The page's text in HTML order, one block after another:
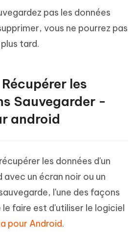
pas les données
vous ne pourrez pas
tard.
les
Sauvegarder -
android
les données d'un
un écran noir ou un
l'une des façons
le faire est d'utiliser le logiciel
pour Android.